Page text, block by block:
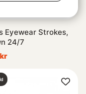
Eyewear Strokes,
24/7